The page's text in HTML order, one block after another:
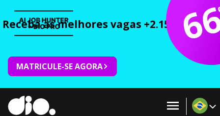
Receba as melhores vagas +2.150 cursos
MATRICULE-SE AGORA